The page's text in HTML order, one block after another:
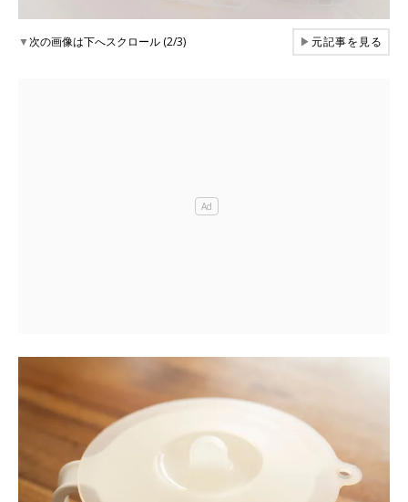
▼次の画像は下へスクロール (2/3) ▶元記事を見る